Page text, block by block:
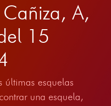
A,
15
últimas esquelas
una esquela,